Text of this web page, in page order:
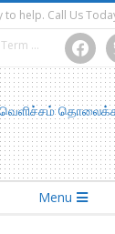
to help. Call Us
facebook
Menu